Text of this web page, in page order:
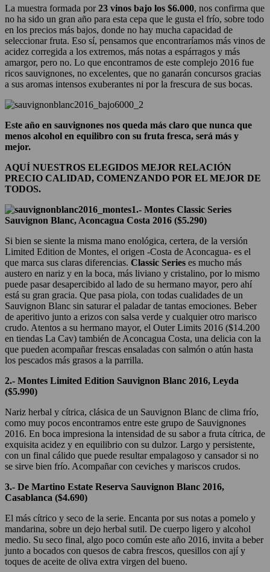
La muestra formada por23 vinos bajo los $6.000, nos confirma que
no ha sido un gran año para esta cepa que le gusta el frío, sobre todo
en los precios más bajos, donde no hay mucha capacidad de
seleccionar fruta. Eso sí, pensamos que encontraríamos más vinos de
acidez corregida a los extremos, más notas a espárragos y más
amargor, pero no. Lo que encontramos de este complejo 2016 fue
ricos sauvignones, no excelentes, que no ganarán concursos gracias
a sus aromas intensos exuberantes ni por la frescura de sus bocas.
Este año en sauvignones nos queda más claro que nunca que
menos alcohol en equilibro con su fruta fresca, será más y
mejor.
AQUÍ NUESTROS ELEGIDOS MEJOR RELACIÓN
PRECIO CALIDAD, COMENZANDO POR EL MEJOR DE
TODOS.
1.- Montes Classic Series
Sauvignon Blanc, Aconcagua Costa 2016 ($5.290)
Si bien se siente la misma mano enológica, certera, de la versión
Limited Edition de Montes, el origen -Costa de Aconcagua- es el
que marca sus claras diferencias. Classic Series es mucho más
austero en nariz y en la boca, más liviano y cristalino, por lo mismo
puede pasar desapercibido al lado de su hermano mayor, pero ahí
está su gran gracia. Que pasa piola, con todas cualidades de un
Sauvignon Blanc sin saturar el paladar de tantas emociones. Beber
de aperitivo junto a erizos con salsa verde y cualquier otro marisco
crudo. Atentos a su hermano mayor, el Outer Limits 2016 ($14.200
en tiendas La Cav) también de Aconcagua Costa, una delicia con la
que pueden acompañar frescas ensaladas con salmón o atún hasta
los pescados más grasos a la parrilla.
2.- Montes Limited Edition Sauvignon Blanc 2016, Leyda
($5.990)
Nariz herbal y cítrica, clásica de un Sauvignon Blanc de clima frío,
como muy pocos encontramos entre este grupo de Sauvignones
2016. En boca impresiona la intensidad de su sabor a fruta cítrica, de
exquisita acidez y en equilibrio con su dulzor. Largo y persistente,
con un final cálido que puede resultar empalagoso y cansador si no
se sirve bien frío. Acompañar con ceviches y mariscos crudos.
3.- De Martino Estate Reserva Sauvignon Blanc 2016,
Casablanca ($4.690)
El más cítrico y seco de la serie. Encanta por sus notas a pomelo y
mandarina, sobre un dejo herbal sutil. De cuerpo ligero y alcohol
medio. Su seco final, algo poco común este año 2016, invita a beber
junto a bocados con quesos de cabra frescos, quesillos con ají y
toques de aceite de oliva extra virgen del bueno.